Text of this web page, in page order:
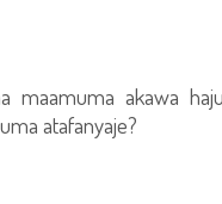
maamuma akawa
atafanyaje?